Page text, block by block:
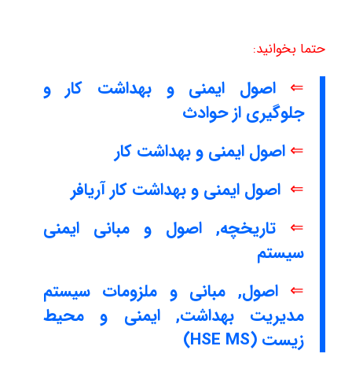
حتما بخوانید:
⇐اصول ایمنی و بهداشت کار و
جلوگیری از حوادث
⇐ اصول ایمنی و بهداشت کار
⇐ اصول ایمنی و بهداشت کار آریافر
⇐ تاریخچه, اصول و مبانی ایمنی
سیستم
⇐اصول, مبانی و ملزومات سیستم
مدیریت بهداشت, ایمنی و محیط
زیست (HSE MS)